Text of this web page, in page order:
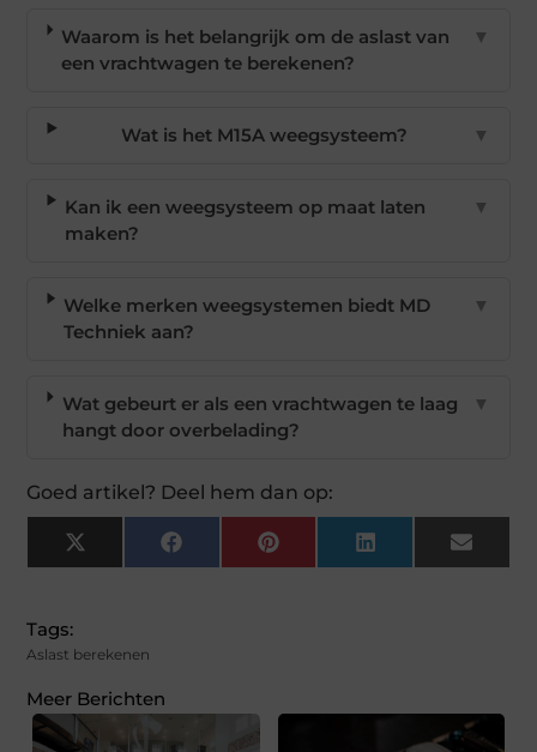
Waarom is het belangrijk om de aslast van
een vrachtwagen te berekenen?
▼
Wat is het M15A weegsysteem? ▼
Kan ik een weegsysteem op maat laten
maken?
▼
Welke merken weegsystemen biedt MD
Techniek aan?
▼
Wat gebeurt er als een vrachtwagen te laag
hangt door overbelading?
▼
Goed artikel? Deel hem dan op:
X
(Twitter)
FacebookPinterest LinkedIn Email
Tags:
Aslast berekenen
Meer Berichten